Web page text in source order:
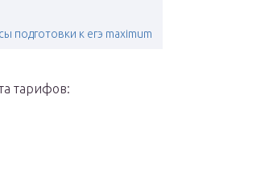
подготовки к егэ maximum
тарифов: